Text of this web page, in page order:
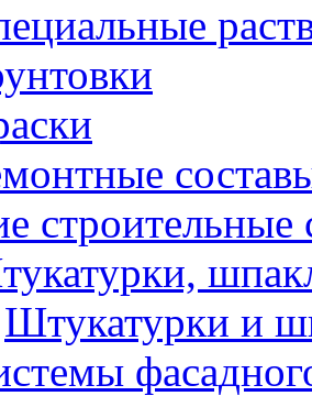
Штукатурки и